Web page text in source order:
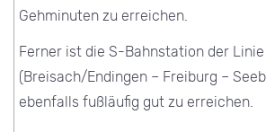
Gehminuten zu erreichen.
Ferner ist die S-Bahnstation der Linie
(Breisach/Endingen – Freiburg –
ebenfalls fußläufig gut zu erreichen.